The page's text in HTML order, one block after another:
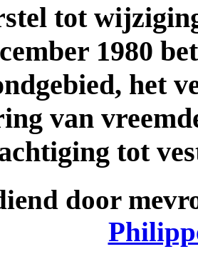
tot
1980
het
van
tot
door